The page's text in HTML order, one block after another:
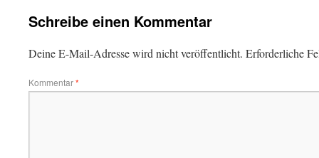
Schreibe einen Kommentar
Deine E-Mail-Adresse wird nicht veröffentlicht. Erforderliche
Kommentar*